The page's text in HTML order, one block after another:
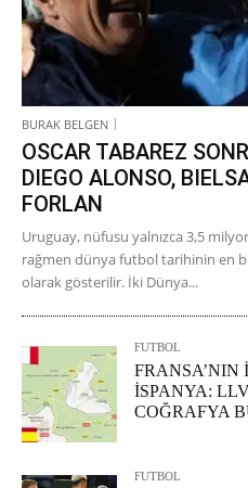
BURAK BELGEN
OSCAR TABAREZ
DIEGO ALONSO,
FORLAN
Uruguay, nüfusu yalnızca 3,5
rağmen dünya futbol tarihinin en
olarak gösterilir. İki Dünya...
FUTBOL
FRANSA’NIN
İSPANYA:
COĞRAFYA
FUTBOL